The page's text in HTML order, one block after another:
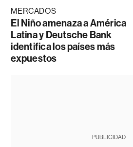
MERCADOS
El Niño amenaza a América
Latina y Deutsche Bank
identifica los países más
expuestos
PUBLICIDAD